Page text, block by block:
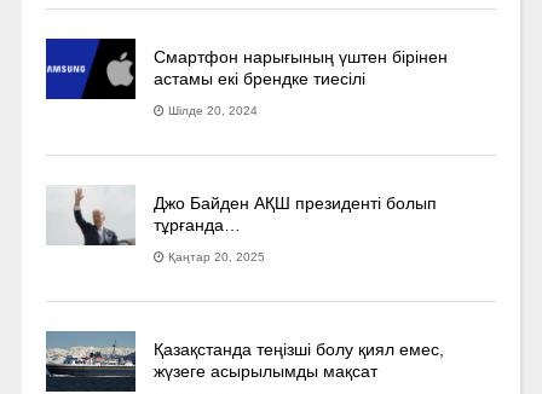
Смартфон нарығының үштен бірінен
астамы екі брендке тиесілі
Шілде 20, 2024
Джо Байден АҚШ президенті болып
тұрғанда…
Қаңтар 20, 2025
Қазақстанда теңізші болу қиял емес,
жүзеге асырылымды мақсат